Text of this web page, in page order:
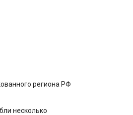
региона РФ
несколько